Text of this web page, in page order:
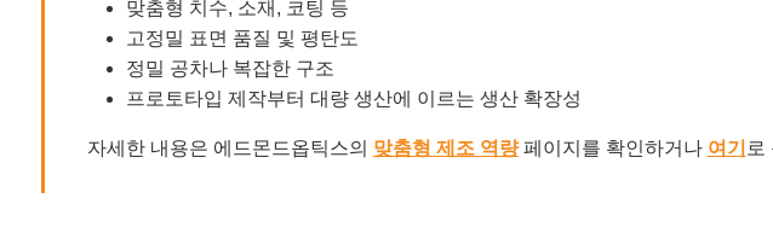
맞춤형 치수, 소재, 코팅 등
고정밀 표면 품질 및 평탄도
정밀 공차나 복잡한 구조
프로토타입 제작부터 대량 생산에 이르는 생산 확장성
자세한 내용은 에드몬드옵틱스의 맞춤형 제조 역량페이지를 확인하거나 여기 로